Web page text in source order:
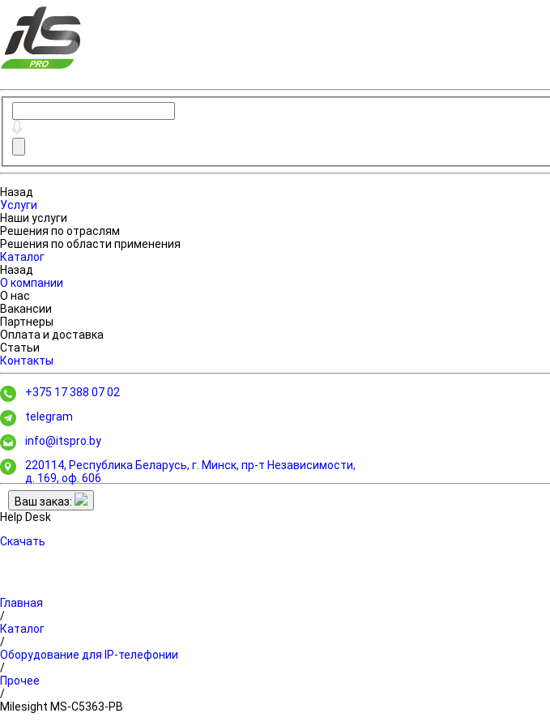
Назад
Услуги
Наши услуги
Решения по отраслям
Решения по области применения
Каталог
Назад
О компании
О нас
Вакансии
Партнеры
Оплата и доставка
Статьи
Контакты
+375 17 388 07 02
telegram
info@itspro.by
220114, Республика Беларусь, г. Минск, пр-т Независимости,
д. 169, оф. 606
Ваш заказ:
Help Desk
Скачать
Главная
/
Каталог
/
Оборудование для IP-телефонии
/
Прочее
/
Milesight MS-C5363-PB